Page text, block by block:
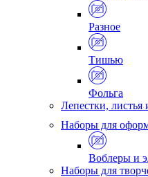
Разное
Тишью
Фольга
Лепестки, листья
Наборы для
Воблеры и
Наборы для